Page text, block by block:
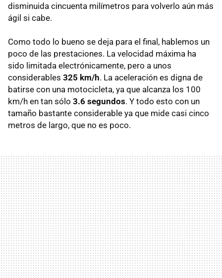
disminuida cincuenta milímetros para volverlo aún más
ágil si cabe.
Como todo lo bueno se deja para el final, hablemos un
poco de las prestaciones. La velocidad máxima ha
sido limitada electrónicamente, pero a unos
considerables 325 km/h. La aceleración es digna de
batirse con una motocicleta, ya que alcanza los 100
km/h en tan sólo 3.6 segundos. Y todo esto con un
tamaño bastante considerable ya que mide casi cinco
metros de largo, que no es poco.